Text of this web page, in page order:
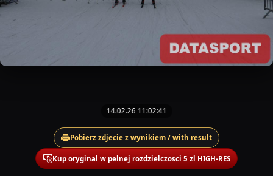
14.02.26 11:02:41
Pobierz zdjecie z wynikiem / with result
Kup oryginal w pelnej rozdzielczosci 5 zl HIGH-RES